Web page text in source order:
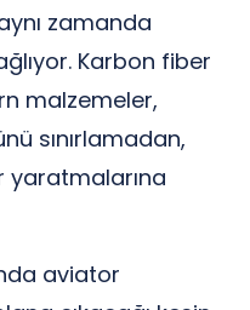
zamanda
Karbon fiber
malzemeler,
sınırlamadan,
yaratmalarına
aviator